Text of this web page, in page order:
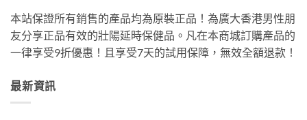
本站保證所有銷售的產品均為原裝正品！為廣大香港男性朋
友分享正品有效的壯陽延時保健品。凡在本商城訂購產品的
一律享受9折優惠！且享受7天的試用保障，無效全額退款！
最新資訊